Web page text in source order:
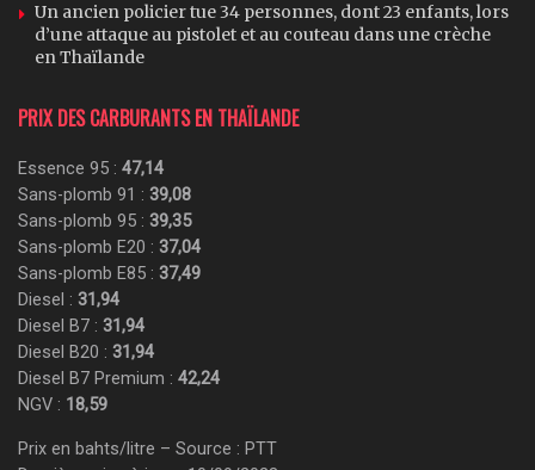
Un ancien policier tue 34 personnes, dont 23 enfants, lors
d’une attaque au pistolet et au couteau dans une crèche
en Thaïlande
PRIX DES CARBURANTS EN THAÏLANDE
Essence 95 : 47,14
Sans-plomb 91 : 39,08
Sans-plomb 95 : 39,35
Sans-plomb E20 : 37,04
Sans-plomb E85 : 37,49
Diesel : 31,94
Diesel B7 : 31,94
Diesel B20 : 31,94
Diesel B7 Premium : 42,24
NGV : 18,59
Prix en bahts/litre – Source : PTT